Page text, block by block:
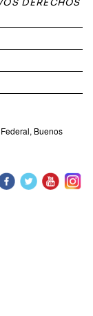
DERECHOS
Buenos